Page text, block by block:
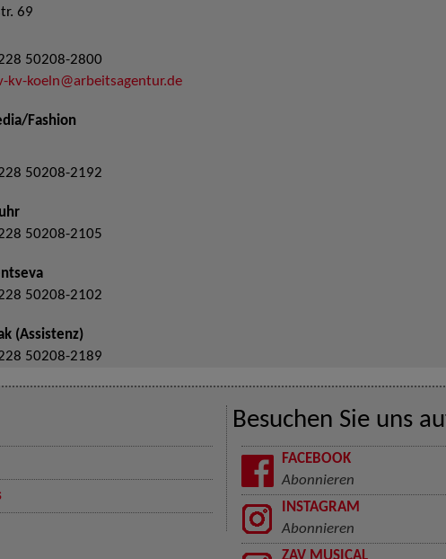
69
50208-2800
kv-koeln@arbeitsagentur.de
Fashion
50208-2192
50208-2105
50208-2102
(Assistenz)
50208-2189
Besuchen Sie uns
FACEBOOK
Abonnieren
INSTAGRAM
Abonnieren